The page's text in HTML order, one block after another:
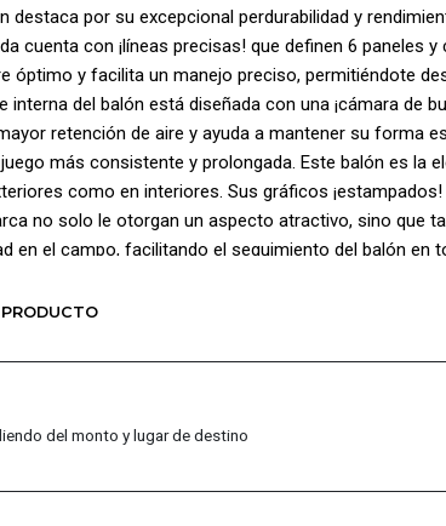
destaca por su excepcional perdurabilidad y
cuenta con ¡líneas precisas! que definen 6 paneles
óptimo y facilita un manejo preciso, permitiéndote
interna del balón está diseñada con una ¡cámara de
retención de aire y ayuda a mantener su forma
más consistente y prolongada. Este balón es la
como en interiores. Sus gráficos
no solo le otorgan un aspecto atractivo, sino que
en el campo, facilitando el seguimiento del balón en
del monto y lugar de destino